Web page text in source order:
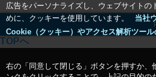
広告をパーソナライズし、ウェブサイトの
めに、クッキーを使用しています。
当社
Cookie（クッキー）やアクセス解析ツール
右の「同意して閉じる」ボタンを押すか、
TOPへ